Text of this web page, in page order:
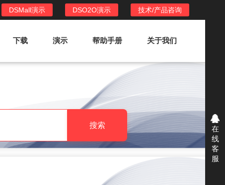
技术/产品咨询
DSO2O演示
DSMall演示
DSO2O功能列表
提供新零售线上化经营管理工具，基于
LBS定位，只为让更多客户、多次到店
消费
下载 演示 帮助手册 关于我们
搜索
在
线
客
服